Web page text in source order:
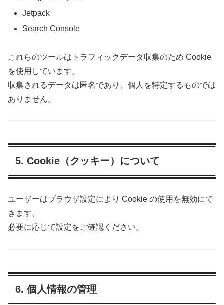
Jetpack
Search Console
これらのツールはトラフィックデータ収集のため Cookie
を使用しています。
収集されるデータは匿名であり、個人を特定するものでは
ありません。
5. Cookie（クッキー）について
ユーザーはブラウザ設定により Cookie の使用を無効にで
きます。
必要に応じて設定をご確認ください。
6. 個人情報の管理